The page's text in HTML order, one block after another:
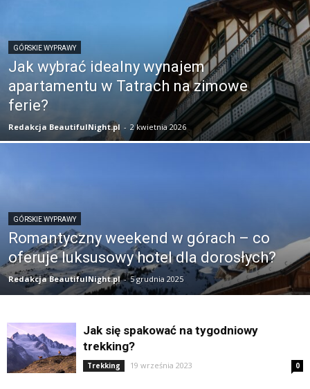
GÓRSKIE WYPRAWY
Jak wybrać idealny wynajem
apartamentu w Tatrach na zimowe
ferie?
Redakcja BeautifulNight.pl - 2 kwietnia 2026
GÓRSKIE WYPRAWY
Romantyczny weekend w górach – co
oferuje luksusowy hotel dla dorosłych?
Redakcja BeautifulNight.pl - 5 grudnia 2025
Jak się spakować na tygodniowy
trekking?
Trekking 19 września 2023 0